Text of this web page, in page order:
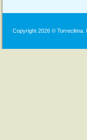
Copyright 2026 ©